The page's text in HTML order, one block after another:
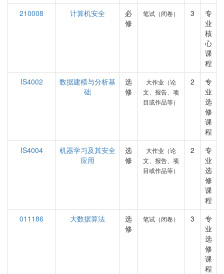
210008
计算机安全
必
修
笔试（闭卷） 3
专
业
核
心
课
程
IS4002
数据建模与分析基
础
选
修
大作业（论
文、报告、项
目或作品等）
2
专
业
选
修
课
程
IS4004
机器学习及其安全
应用
选
修
大作业（论
文、报告、项
目或作品等）
2
专
业
选
修
课
程
011186
大数据算法
选
修
笔试（闭卷） 3
专
业
选
修
课
程